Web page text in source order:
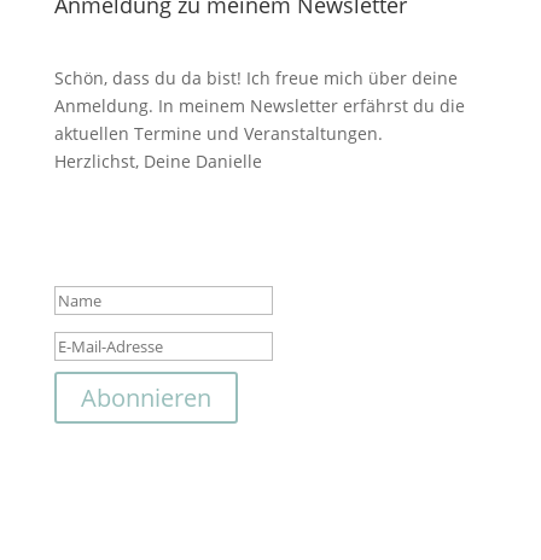
Schön, dass du da bist! Ich freue mich über deine
Anmeldung. In meinem Newsletter erfährst du die
aktuellen Termine und Veranstaltungen.
Herzlichst, Deine Danielle
Abonnieren